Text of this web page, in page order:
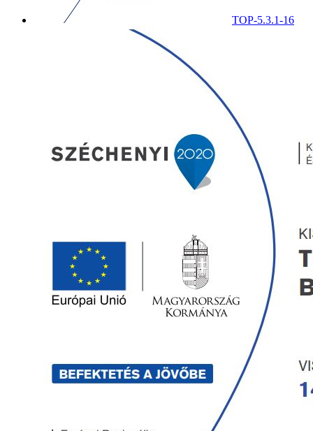
TOP-5.3.1-16